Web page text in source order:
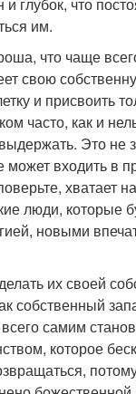
и глубок, что
им.
что чаще
свою
и присвоить
часто, как и
Это не
может входить в
хватает
люди, которые
новыми
их своей
собственный
самим
которое